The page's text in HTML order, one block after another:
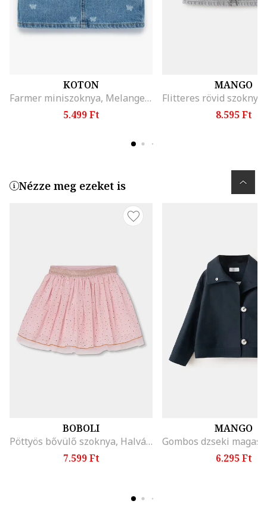
KOTON
Farmer miniszoknya, Melange kék
5.499 Ft
MANGO
8.595 Ft
Nézze meg ezeket is
BOBOLI
Pöttyös bővülő szoknya, Halvány rózsaszín
7.599 Ft
MANGO
6.295 Ft